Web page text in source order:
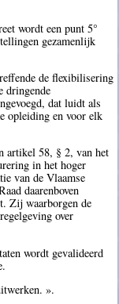
wordt een punt 5°
gezamenlijk
de flexibilisering
dringende
dat luidt als
opleiding en voor elk
artikel 58, § 2, van het
in het hoger
van de Vlaamse
daarenboven
Zij waarborgen de
over
wordt gevalideerd
».